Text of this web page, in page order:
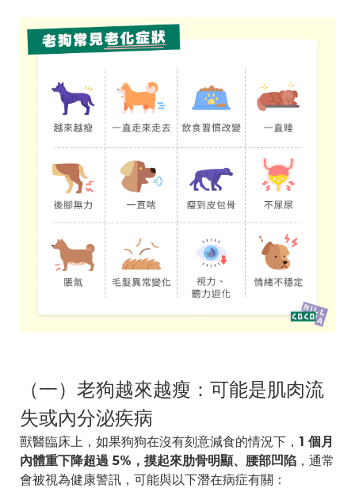
（一）老狗越來越瘦：可能是肌肉流
失或內分泌疾病
獸醫臨床上，如果狗狗在沒有刻意減食的情況下， 1 個月
內體重下降超過 5%，摸起來肋骨明顯、腰部凹陷 ，通常
會被視為健康警訊，可能與以下潛在病症有關：